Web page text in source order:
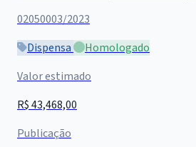
02050003/2023
Dispensa
Homologado
Valor estimado
R$ 43,468,00
Publicação